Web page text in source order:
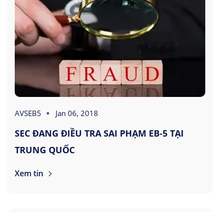
AVSEB5 Jan 06, 2018
SEC ĐANG ĐIỀU TRA SAI PHẠM EB-5 TẠI
TRUNG QUỐC
Xem tin